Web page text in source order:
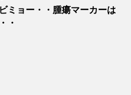
ミョー・・腫瘍マーカーは
・